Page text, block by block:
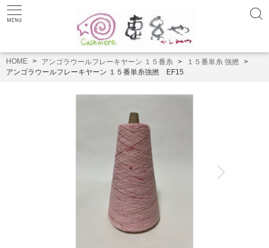
HOME アンゴラウールフレーキヤーン １５番糸
１５番単糸 強撚
アンゴラウールフレーキヤーン １５番単糸強撚 EF15